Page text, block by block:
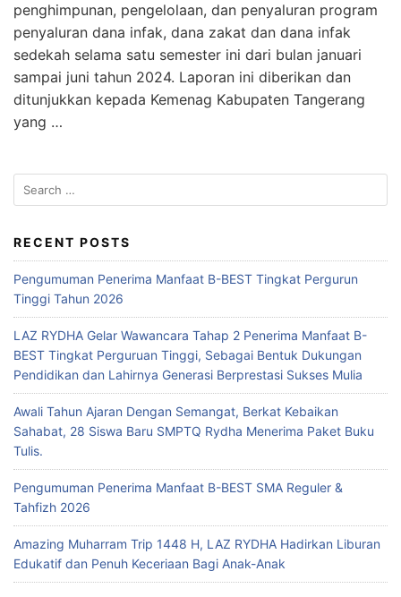
penghimpunan, pengelolaan, dan penyaluran program
penyaluran dana infak, dana zakat dan dana infak
sedekah selama satu semester ini dari bulan januari
sampai juni tahun 2024. Laporan ini diberikan dan
ditunjukkan kepada Kemenag Kabupaten Tangerang
yang …
RECENT POSTS
Pengumuman Penerima Manfaat B-BEST Tingkat Pergurun
Tinggi Tahun 2026
LAZ RYDHA Gelar Wawancara Tahap 2 Penerima Manfaat B-
BEST Tingkat Perguruan Tinggi, Sebagai Bentuk Dukungan
Pendidikan dan Lahirnya Generasi Berprestasi Sukses Mulia
Awali Tahun Ajaran Dengan Semangat, Berkat Kebaikan
Sahabat, 28 Siswa Baru SMPTQ Rydha Menerima Paket Buku
Tulis.
Pengumuman Penerima Manfaat B-BEST SMA Reguler &
Tahfizh 2026
Amazing Muharram Trip 1448 H, LAZ RYDHA Hadirkan Liburan
Edukatif dan Penuh Keceriaan Bagi Anak-Anak